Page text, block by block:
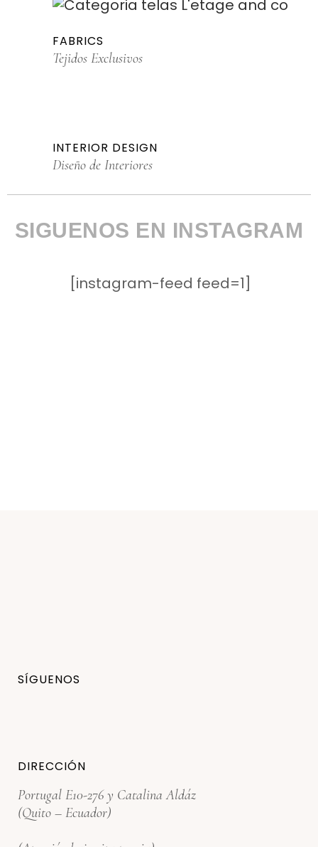
FABRICS
Tejidos Exclusivos
INTERIOR DESIGN
Diseño de Interiores
SIGUENOS EN INSTAGRAM
[instagram-feed feed=1]
SÍGUENOS
DIRECCIÓN
Portugal E10-276 y Catalina Aldáz
(Quito – Ecuador)